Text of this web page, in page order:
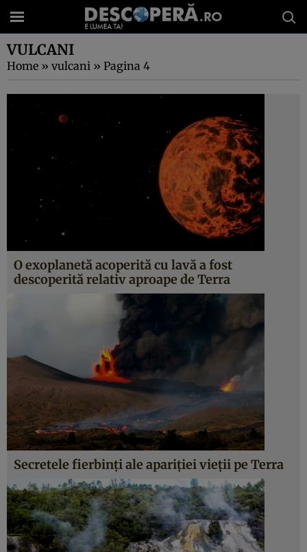
VULCANI
Home » vulcani » Pagina 4
O exoplanetă acoperită cu lavă a fost
descoperită relativ aproape de Terra
Secretele fierbinţi ale apariţiei vieţii pe Terra